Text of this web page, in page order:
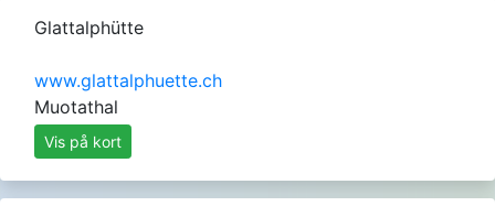
Glattalphütte
www.glattalphuette.ch
Muotathal
Vis på kort